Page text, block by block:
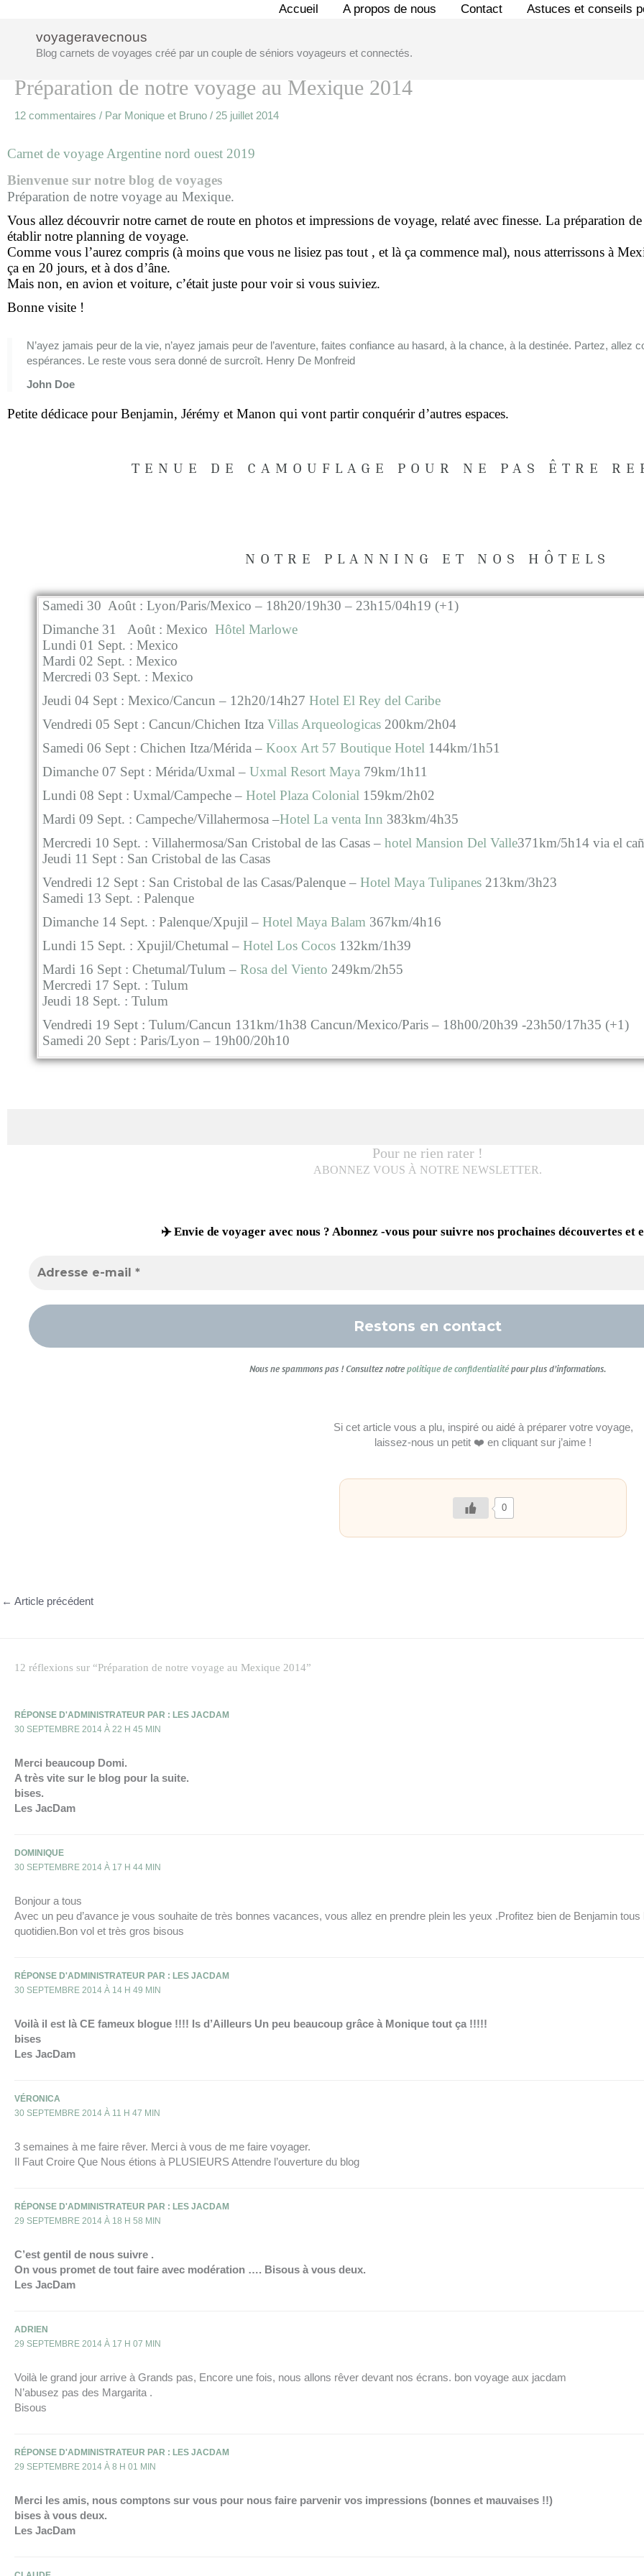
contenu
Accueil A propos de nous Contact Astuces et conseils
voyageravecnous
Blog carnets de voyages créé par un couple de séniors voyageurs et connectés.
Préparation de notre voyage au Mexique 2014
12 commentaires / Par Monique et Bruno / 25 juillet 2014
Carnet de voyage Argentine nord ouest 2019
Bienvenue sur notre blog de voyages
Préparation de notre voyage au Mexique.
Vous allez découvrir notre carnet de route en photos et impressions de voyage, relaté avec finesse. La préparation
établir notre planning de voyage.
Comme vous l’aurez compris (à moins que vous ne lisiez pas tout , et là ça commence mal), nous atterrissons à
ça en 20 jours, et à dos d’âne.
Mais non, en avion et voiture, c’était juste pour voir si vous suiviez.
Bonne visite !
N’ayez jamais peur de la vie, n’ayez jamais peur de l’aventure, faites confiance au hasard, à la chance, à la destinée. Partez, allez
espérances. Le reste vous sera donné de surcroît. Henry De Monfreid
John Doe
Petite dédicace pour Benjamin, Jérémy et Manon qui vont partir conquérir d’autres espaces.
TENUE DE CAMOUFLAGE POUR NE PAS ÊTRE
NOTRE PLANNING ET NOS HÔTELS
Samedi 30 Août : Lyon/Paris/Mexico – 18h20/19h30 – 23h15/04h19 (+1)
Dimanche 31 Août : MexicoHôtel Marlowe
Lundi 01 Sept. : Mexico
Mardi 02 Sept. : Mexico
Mercredi 03 Sept. : Mexico
Jeudi 04 Sept : Mexico/Cancun – 12h20/14h27Hotel El Rey del Caribe
Vendredi 05 Sept : Cancun/Chichen ItzaVillas Arqueologicas 200km/2h04
Samedi 06 Sept : Chichen Itza/Mérida –Koox Art 57 Boutique Hotel 144km/1h51
Dimanche 07 Sept : Mérida/Uxmal –Uxmal Resort Maya 79km/1h11
Lundi 08 Sept : Uxmal/Campeche –Hotel Plaza Colonial 159km/2h02
Mardi 09 Sept. : Campeche/Villahermosa –Hotel La venta Inn 383km/4h35
Mercredi 10 Sept. : Villahermosa/San Cristobal de las Casas –hotel Mansion Del Valle371km/5h14 via el
Jeudi 11 Sept : San Cristobal de las Casas
Vendredi 12 Sept : San Cristobal de las Casas/Palenque –Hotel Maya Tulipanes 213km/3h23
Samedi 13 Sept. : Palenque
Dimanche 14 Sept. : Palenque/Xpujil –Hotel Maya Balam 367km/4h16
Lundi 15 Sept. : Xpujil/Chetumal –Hotel Los Cocos 132km/1h39
Mardi 16 Sept : Chetumal/Tulum –Rosa del Viento 249km/2h55
Mercredi 17 Sept. : Tulum
Jeudi 18 Sept. : Tulum
Vendredi 19 Sept : Tulum/Cancun 131km/1h38 Cancun/Mexico/Paris – 18h00/20h39 -23h50/17h35 (+1)
Samedi 20 Sept : Paris/Lyon – 19h00/20h10
Pour ne rien rater !
ABONNEZ VOUS À NOTRE NEWSLETTER.
✈️ Envie de voyager avec nous ? Abonnez -vous pour suivre nos prochaines découvertes et
Nous ne spammons pas ! Consultez notrepolitique de confidentialitépour plus d’informations.
Si cet article vous a plu, inspiré ou aidé à préparer votre voyage,
laissez-nous un petit ❤️ en cliquant sur j’aime !
0
← Article précédent
12 réflexions sur “Préparation de notre voyage au Mexique 2014”
RÉPONSE D'ADMINISTRATEUR PAR : LES JACDAM
30 SEPTEMBRE 2014 À 22 H 45 MIN
Merci beaucoup Domi.
A très vite sur le blog pour la suite.
bises.
Les JacDam
DOMINIQUE
30 SEPTEMBRE 2014 À 17 H 44 MIN
Bonjour a tous
Avec un peu d’avance je vous souhaite de très bonnes vacances, vous allez en prendre plein les yeux .Profitez bien de Benjamin
quotidien.Bon vol et très gros bisous
RÉPONSE D'ADMINISTRATEUR PAR : LES JACDAM
30 SEPTEMBRE 2014 À 14 H 49 MIN
Voilà il est là CE fameux blogue !!!! Is d’Ailleurs Un peu beaucoup grâce à Monique tout ça !!!!!
bises
Les JacDam
VÉRONICA
30 SEPTEMBRE 2014 À 11 H 47 MIN
3 semaines à me faire rêver. Merci à vous de me faire voyager.
Il Faut Croire Que Nous étions à PLUSIEURS Attendre l’ouverture du blog
RÉPONSE D'ADMINISTRATEUR PAR : LES JACDAM
29 SEPTEMBRE 2014 À 18 H 58 MIN
C’est gentil de nous suivre .
On vous promet de tout faire avec modération …. Bisous à vous deux.
Les JacDam
ADRIEN
29 SEPTEMBRE 2014 À 17 H 07 MIN
Voilà le grand jour arrive à Grands pas, Encore une fois, nous allons rêver devant nos écrans. bon voyage aux jacdam
N’abusez pas des Margarita .
Bisous
RÉPONSE D'ADMINISTRATEUR PAR : LES JACDAM
29 SEPTEMBRE 2014 À 8 H 01 MIN
Merci les amis, nous comptons sur vous pour nous faire parvenir vos impressions (bonnes et mauvaises !!)
bises à vous deux.
Les JacDam